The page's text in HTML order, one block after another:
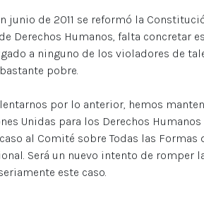
junio de 2011 se reformó la
Derechos Humanos, falta concretar
a ninguno de los violadores de
pobre.
por lo anterior, hemos
Unidas para los Derechos
al Comité sobre Todas las
Será un nuevo intento de
este caso.